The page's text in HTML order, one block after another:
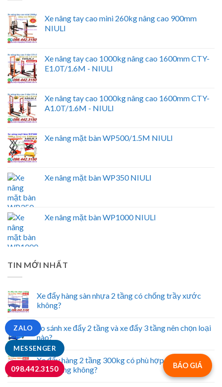
Xe nâng tay cao mini 260kg nâng cao 900mm
NIULI
Xe nâng tay cao 1000kg nâng cao 1600mm CTY-
E1.0T/1.6M - NIULI
Xe nâng tay cao 1000kg nâng cao 1600mm CTY-
A1.0T/1.6M - NIULI
Xe nâng mặt bàn WP500/1.5M NIULI
Xe nâng mặt bàn WP350 NIULI
Xe nâng mặt bàn WP1000 NIULI
TIN MỚI NHẤT
Xe đẩy hàng sàn nhựa 2 tầng có chống trầy xước
không?
So sánh xe đẩy 2 tầng và xe đẩy 3 tầng nên chọn loại
nào?
Xe đẩy hàng 2 tầng 300kg có phù hợp vận chuyển
hàng nặng không?
BÁO GIÁ
MESSENGER
ZALO
098.442.3150